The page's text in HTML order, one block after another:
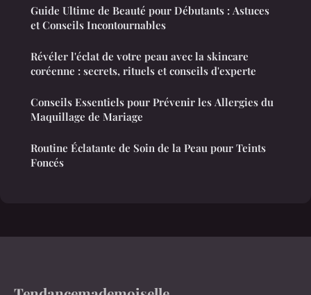
Guide Ultime de Beauté pour Débutants : Astuces
et Conseils Incontournables
Révéler l'éclat de votre peau avec la skincare
coréenne : secrets, rituels et conseils d'experte
Conseils Essentiels pour Prévenir les Allergies du
Maquillage de Mariage
Routine Éclatante de Soin de la Peau pour Teints
Foncés